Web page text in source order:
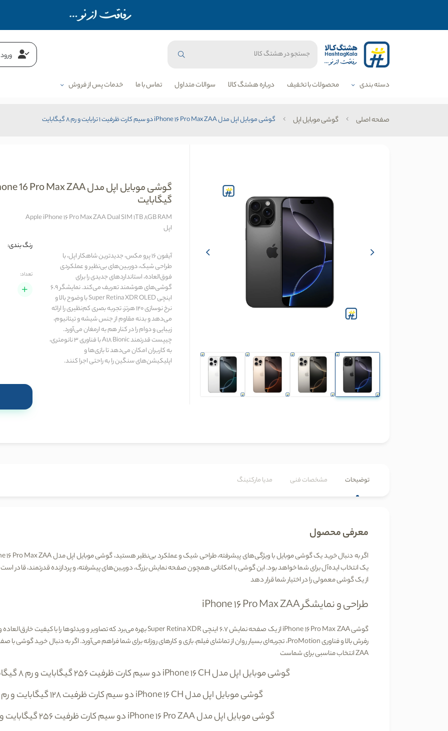
دسته بندی محصولات با تخفیف درباره هشتگ کالا سوالات متداول تماس با ما خدمات پس از فروش
صفحه اصلی گوشی موبایل اپل گوشی موبایل اپل مدل iPhone 16 Pro Max ZAA دو سیم کارت ظرفیت 1 ترابایت و رم 8 گیگابایت
گیگابایت
Apple iPhone 16 Pro Max ZAA Dual SIM 1TB 8GB RAM
اپل
آیفون 16 پرو مکس، جدیدترین شاهکار اپل، با
طراحی شیک، دوربین‌های بی‌نظیر و عملکردی
فوق‌العاده، استانداردهای جدیدی را برای
گوشی‌های هوشمند تعریف می‌کند. نمایشگر 6.9
اینچی Super Retina XDR OLED با وضوح بالا و
نرخ نوسازی 120 هرتز، تجربه بصری کم‌نظیری را ارائه
می‌دهد و بدنه‌ مقاوم از جنس شیشه و تیتانیوم،
زیبایی و دوام را در کنار هم به ارمغان می‌آورد.
چیپست قدرتمند A18 Bionic با فناوری 3 نانومتری،
به کاربران امکان می‌دهد تا بازی‌ها و
اپلیکیشن‌های سنگین را به راحتی اجرا کنند.
رنگ بندی:
تعداد:
توضیحات مشخصات فنی مدیا مارکتینگ
معرفی محصول
اگر به دنبال خرید یک گوشی موبایل با ویژگی‌های پیشرفته، طراحی شیک و عملکرد بی‌نظیر هستید،گوشی موبایل اپل مدل
یک انتخاب ایده‌آل برای شما خواهد بود. این گوشی با امکاناتی همچون صفحه نمایش بزرگ، دوربین‌های پیشرفته، و پردازنده قدرتمند، قادر است
از یک گوشی معمولی را در اختیار شما قرار دهد
طراحی و نمایشگرiPhone 16 Pro Max ZAA
گوشیiPhone 16 Pro Max ZAAاز یک صفحه نمایش6.7اینچیSuper Retina XDR
بهره می‌برد که تصاویر و ویدئوها را با کیفیت
رفرش بالا و فناوری
، تجربه‌ای بسیار روان از تماشای فیلم، بازی و کارهای روزانه برای شما فراهم می‌آورد. اگر به دنبال خرید گوشی
ZAAانتخاب مناسبی برای شماست
گوشی موبایل اپل مدل
دو سیم کارت ظرفیت 256 گیگابایت و رم 8 گیگابایت - رجیستر شده
گوشی موبایل اپل مدل
دو سیم کارت ظرفیت 128 گیگابایت و رم 8 گیگابایت
گوشی موبایل اپل مدلiPhone 16 Pro ZAA
دو سیم کارت ظرفیت 256 گیگابایت و رم 8 گیگابایت